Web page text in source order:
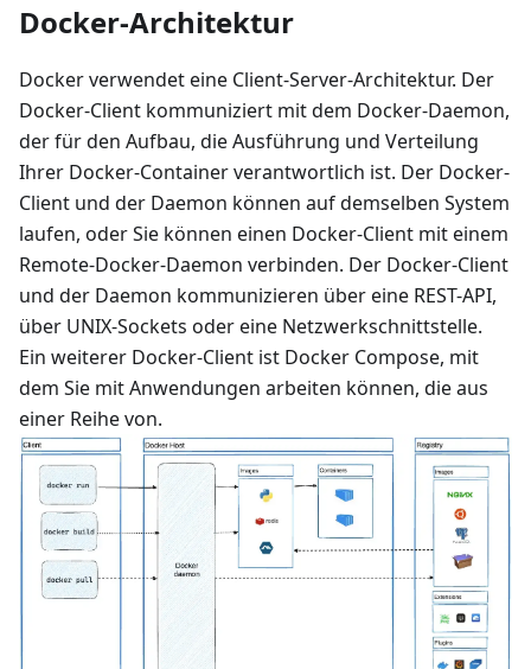
Docker-Architektur
Docker verwendet eine Client-Server-Architektur. Der
Docker-Client kommuniziert mit dem Docker-Daemon,
der für den Aufbau, die Ausführung und Verteilung
Ihrer Docker-Container verantwortlich ist. Der Docker-
Client und der Daemon können auf demselben System
laufen, oder Sie können einen Docker-Client mit einem
Remote-Docker-Daemon verbinden. Der Docker-Client
und der Daemon kommunizieren über eine REST-API,
über UNIX-Sockets oder eine Netzwerkschnittstelle.
Ein weiterer Docker-Client ist Docker Compose, mit
dem Sie mit Anwendungen arbeiten können, die aus
einer Reihe von.